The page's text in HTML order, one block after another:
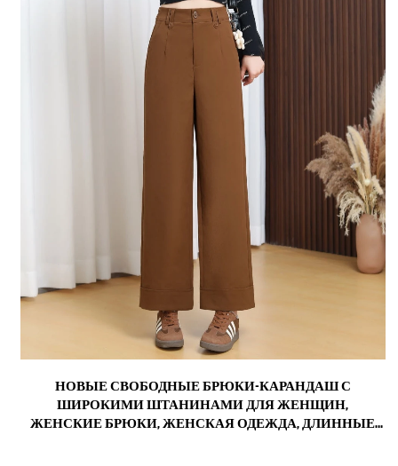
НОВЫЕ СВОБОДНЫЕ БРЮКИ-КАРАНДАШ С
ШИРОКИМИ ШТАНИНАМИ ДЛЯ ЖЕНЩИН,
ЖЕНСКИЕ БРЮКИ, ЖЕНСКАЯ ОДЕЖДА, ДЛИННЫЕ